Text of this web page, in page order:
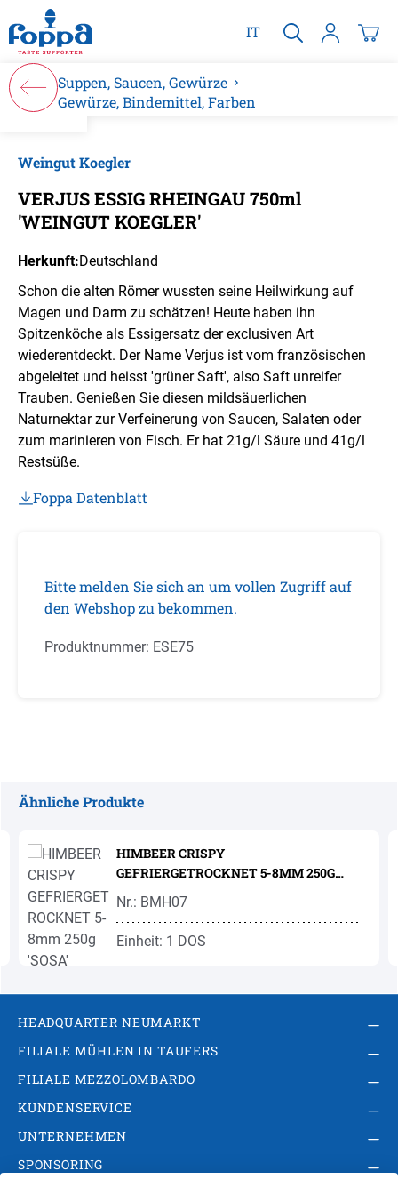
springen
IT
Suppen, Saucen, Gewürze
Gewürze, Bindemittel, Farben
Weingut Koegler
VERJUS ESSIG RHEINGAU 750ml
'WEINGUT KOEGLER'
Herkunft:Deutschland
Schon die alten Römer wussten seine Heilwirkung auf
Magen und Darm zu schätzen! Heute haben ihn
Spitzenköche als Essigersatz der exclusiven Art
wiederentdeckt. Der Name Verjus ist vom französischen
abgeleitet und heisst 'grüner Saft', also Saft unreifer
Trauben. Genießen Sie diesen mildsäuerlichen
Naturnektar zur Verfeinerung von Saucen, Salaten oder
zum marinieren von Fisch. Er hat 21g/l Säure und 41g/l
Restsüße.
Foppa Datenblatt
Bitte melden Sie sich an um vollen Zugriff auf
den Webshop zu bekommen.
Produktnummer: ESE75
Ähnliche Produkte
HIMBEER CRISPY
GEFRIERGETROCKNET 5-8MM 250G
'SOSA'
Nr.: BMH07
Einheit: 1 DOS
HEADQUARTER NEUMARKT
FILIALE MÜHLEN IN TAUFERS
FILIALE MEZZOLOMBARDO
KUNDENSERVICE
UNTERNEHMEN
SPONSORING